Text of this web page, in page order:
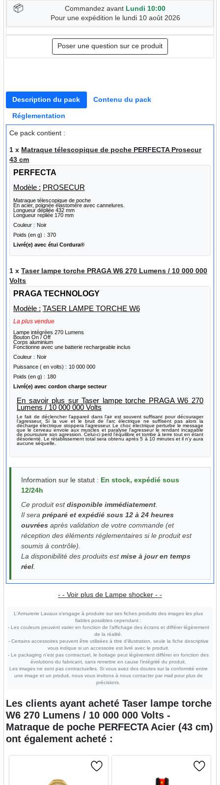
📦 Commandez avant Lundi 10:00
Pour une expédition le lundi 10 août 2026
Poser une question sur ce produit
Description du pack Contenu du pack
Réglementation
Ce pack contient :
1 x Matraque télescopique de poche PERFECTA Prosecur
43 cm
PERFECTA
Modèle : PROSECUR
Matraque télescopique de poche
En acier, poignée élastomère avec cannelures.
Longueur dépliée 432 mm
Longueur repliée 170 mm
Couleur : Noir
Poids (en g) : 370
Livré(e) avec étui Cordura®
1 xTaser lampe torche PRAGA W6 270 Lumens / 10 000 000
Volts
PRAGA TECHNOLOGY
Modèle : TASER LAMPE TORCHE W6
La plus vendue
Lampe intégrées 270 Lumens
Bouton On / Off
Corps aluminium
Fonctionne avec une batterie rechargeable inclus
Couleur : Noir
Puissance ( en volts) : 10 000 000
Poids (en g) : 180
Livré(e) avec cordon charge secteur
En savoir plus sur Taser lampe torche PRAGA W6 270
Lumens / 10 000 000 Volts
Le fait de déclencher l'appareil dans l'air est souvent suffisant pour décourager
l'agresseur. Si la vue et le bruit de l'arc électrique ne suffisent pas alors la
décharge électrique stoppera l'agresseur. Le choc électrique perturbe le message
que le cerveau envoie aux muscles et paralyse l'agresseur le rendant incapable
de poursuivre son agression. Celui-ci perd l'équilibre et tombe à terre tout en étant
désorienté. Le rétablissement total sera obtenu après 5 à 10 minutes et il n'y aura
aucune séquelle.
Information sur le statut : En stock, expédié sous
12/24h
Ce produit estdisponible immédiatement
Il serapréparé et expédié sous 12 à 24 heures
ouvrées après validation de votre commande (et
réception des éléments réglementaires si le produit est
soumis à contrôle).
La disponibilité des produits estmise à jour en temps
réel
- - Voir plus de Lampe shocker - -
L'Armurerie Lavaux s'engage à produire sur ses fiches produits des images les plus
fiables possibles cependant :
- Les couleurs peuvent varier en fonction de l'affichage des écrans et différer légèrement
de la réalité.
- Certains accessoires peuvent être utilisées à titre d'illustration, seule la fiche descriptive
vous indique si un accessoire est livré avec le produit.
- Le packaging n'est pas contractuel, le boitage peut légèrement différer en fonction des
évolutions du fabricant, sans remettre en cause l'intégrité du produit.
Les images ne sont pas contractuelles. Si vous avez des doutes sur la conformité entre
une image et un produit, nous vous invitons à nous contacter par mail pour plus de
précisions.
Les clients ayant acheté Taser lampe torche
W6 270 Lumens / 10 000 000 Volts -
Matraque de poche PERFECTA Acier (43 cm)
ont également acheté :